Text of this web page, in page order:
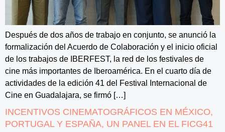
Después de dos años de trabajo en conjunto, se anunció la
formalización del Acuerdo de Colaboración y el inicio oficial
de los trabajos de IBERFEST, la red de los festivales de
cine más importantes de Iberoamérica. En el cuarto día de
actividades de la edición 41 del Festival Internacional de
Cine en Guadalajara, se firmó […]
INCENTIVOS CINEMATOGRÁFICOS EN MÉXICO,
PORTUGAL Y ESPAÑA, UN PANEL EN EL FICG41